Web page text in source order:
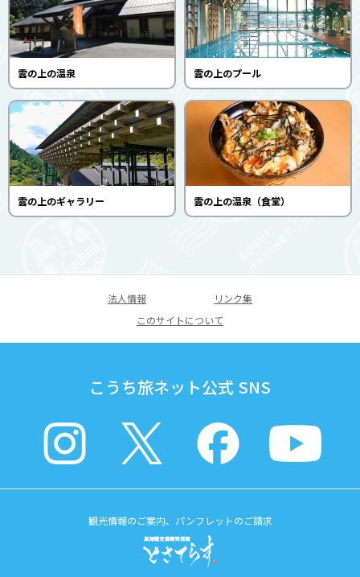
雲の上の温泉 雲の上のプール
雲の上のギャラリー 雲の上の温泉（食堂）
法人情報
リンク集
このサイトについて
こうち旅ネット公式 SNS
観光情報のご案内、パンフレットのご請求